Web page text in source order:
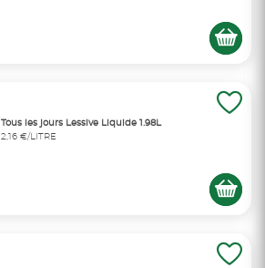
Tous les jours Lessive Liquide 1.98L
2,16 €/LITRE